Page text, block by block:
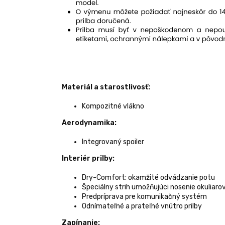
Materiál a starostlivosť:
Kompozitné vlákno
Aerodynamika:
Integrovaný spoiler
Interiér prilby:
Dry-Comfort: okamžité odvádzanie potu
Špeciálny strih umožňujúci nosenie
Predpríprava pre komunikačný systém
Odnímateľné a prateľné vnútro prilby
Zapínanie: